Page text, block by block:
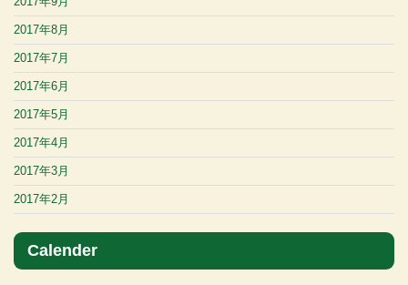
2017年8月
2017年7月
2017年6月
2017年5月
2017年4月
2017年3月
2017年2月
Calender